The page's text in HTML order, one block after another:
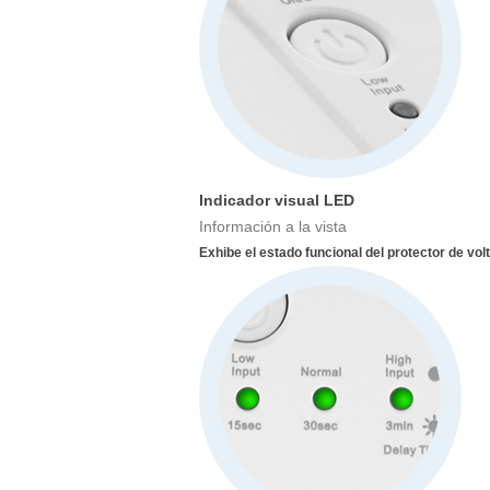
Indicador visual LED
Información a la vista
Exhibe el estado funcional del protector de